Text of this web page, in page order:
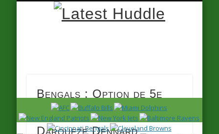
Bengals : Option de 5e
année levée pour
Darqueze Dennard